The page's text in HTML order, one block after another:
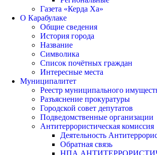
Газета «Керда Ха»
О Карабулаке
Общие сведения
История города
Название
Символика
Список почётных граждан
Интересные места
Муниципалитет
Реестр муниципального
Разъяснение прокуратуры
Городской совет депутатов
Подведомственные организации
Антитеррористическая комиссия
Деятельность
Обратная связь
НПА